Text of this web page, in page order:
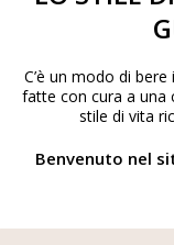
C’è un modo di
fatte con cura a una
stile di vita
Benvenuto nel